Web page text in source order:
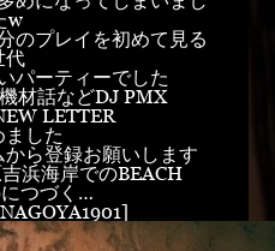
w
のプレイを初めて見る
代
パーティーでした
材話などDJ PMX
LETTER
ました
ら登録お願いします
浜海岸でのBEACH
つづく…